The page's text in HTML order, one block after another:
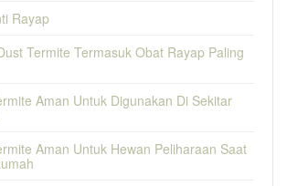
Rayap
Termite Termasuk Obat Rayap Paling
Aman Untuk Digunakan Di Sekitar
Aman Untuk Hewan Peliharaan Saat